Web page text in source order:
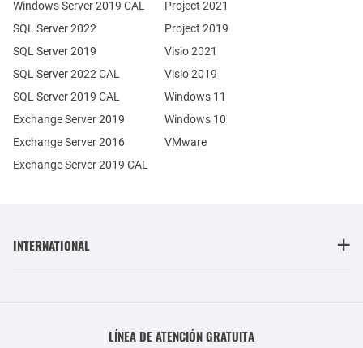
Exchange Server 2019
Exchange Server 2016
SQL Server 2022
SQL Server 2019
Windows Server 2019 CAL
SQL Server 2022 CAL
SQL Server 2019 CAL
Exchange Server 2019 CAL
Project 2021
Project 2019
Visio 2021
Visio 2019
Windows 11
Windows 10
VMware
INTERNATIONAL
LÍNEA DE ATENCIÓN GRATUITA